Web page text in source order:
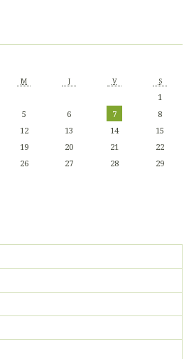
M J V S
1
5 6 7
8
12 13 14
15
19 20 21
22
26 27 28
29